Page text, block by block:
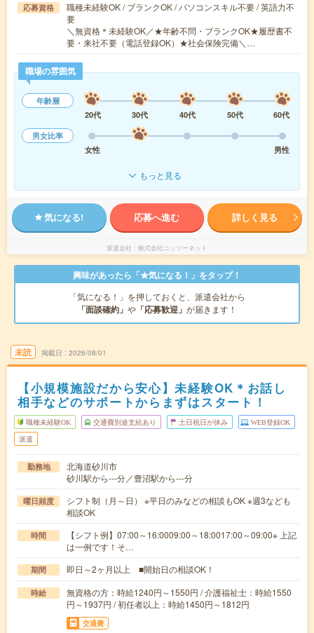
応募資格
職種未経験OK / ブランクOK / パソコンスキル不要 / 英語力不
要
＼無資格＊未経験OK／★年齢不問・ブランクOK★履歴書不
要・来社不要（電話登録OK）★社会保険完備＼…
職場の雰囲気
年齢層
20代
30代 40代 50代
60代
男女比率
女性
男性
もっと見る
気になる! 応募へ進む 詳しく見る
派遣会社 株式会社ニッソーネット
興味があったら「★気になる！」をタップ！
「気になる！」を押しておくと、派遣会社から
「面談確約」 や 「応募歓迎」 が届きます！
未読 掲載日 2026/08/01
【小規模施設だから安心】未経験OK＊お話し
相手などのサポートからまずはスタート！
職種未経験OK 交通費別途支給あり 土日祝日が休み WEB登録OK
派遣
勤務地
北海道砂川市
砂川駅から---分／豊沼駅から---分
曜日頻度
シフト制（月～日） ※平日のみなどの相談もOK ※週3なども
相談OK
時間
【シフト例】07:00～16:0009:00～18:0017:00～09:00※ 上記
は一例です！そ…
期間 即日～2ヶ月以上 ■開始日の相談OK！
時給
無資格の方：時給1240円～1550円 / 介護福祉士：時給1550
円～1937円 / 初任者以上：時給1450円～1812円
交通費